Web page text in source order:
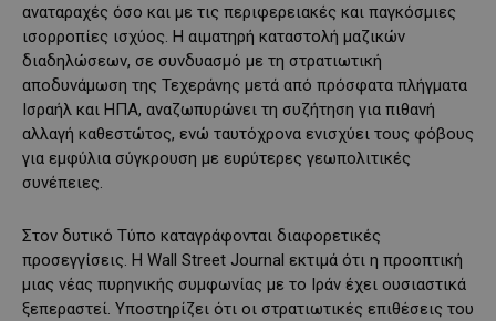
αναταραχές όσο και με τις περιφερειακές και παγκόσμιες
ισορροπίες ισχύος. Η αιματηρή καταστολή μαζικών
διαδηλώσεων, σε συνδυασμό με τη στρατιωτική
αποδυνάμωση της Τεχεράνης μετά από πρόσφατα πλήγματα
Ισραήλ και ΗΠΑ, αναζωπυρώνει τη συζήτηση για πιθανή
αλλαγή καθεστώτος, ενώ ταυτόχρονα ενισχύει τους φόβους
για εμφύλια σύγκρουση με ευρύτερες γεωπολιτικές
συνέπειες.
Στον δυτικό Τύπο καταγράφονται διαφορετικές
προσεγγίσεις. Η Wall Street Journal εκτιμά ότι η προοπτική
μιας νέας πυρηνικής συμφωνίας με το Ιράν έχει ουσιαστικά
ξεπεραστεί. Υποστηρίζει ότι οι στρατιωτικές επιθέσεις του